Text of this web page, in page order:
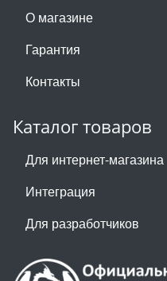
О магазине
Гарантия
Контакты
Каталог товаров
Для интернет-магазина
Интеграция
Для разработчиков